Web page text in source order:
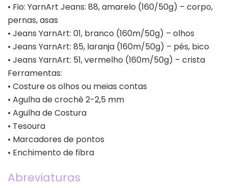
• Fio: YarnArt Jeans: 88, amarelo (160/50g) – corpo,
pernas, asas
• Jeans YarnArt: 01, branco (160m/50g) – olhos
• Jeans YarnArt: 85, laranja (160m/50g) – pés, bico
• Jeans YarnArt: 51, vermelho (160m/50g) – crista
Ferramentas:
• Costure os olhos ou meias contas
• Agulha de crochê 2-2,5 mm
• Agulha de Costura
• Tesoura
• Marcadores de pontos
• Enchimento de fibra
Abreviaturas